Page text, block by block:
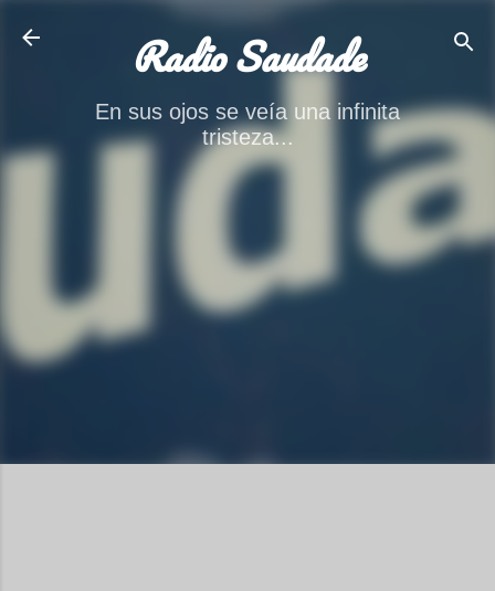
Radio Saudade
En sus ojos se veía una infinita
tristeza...